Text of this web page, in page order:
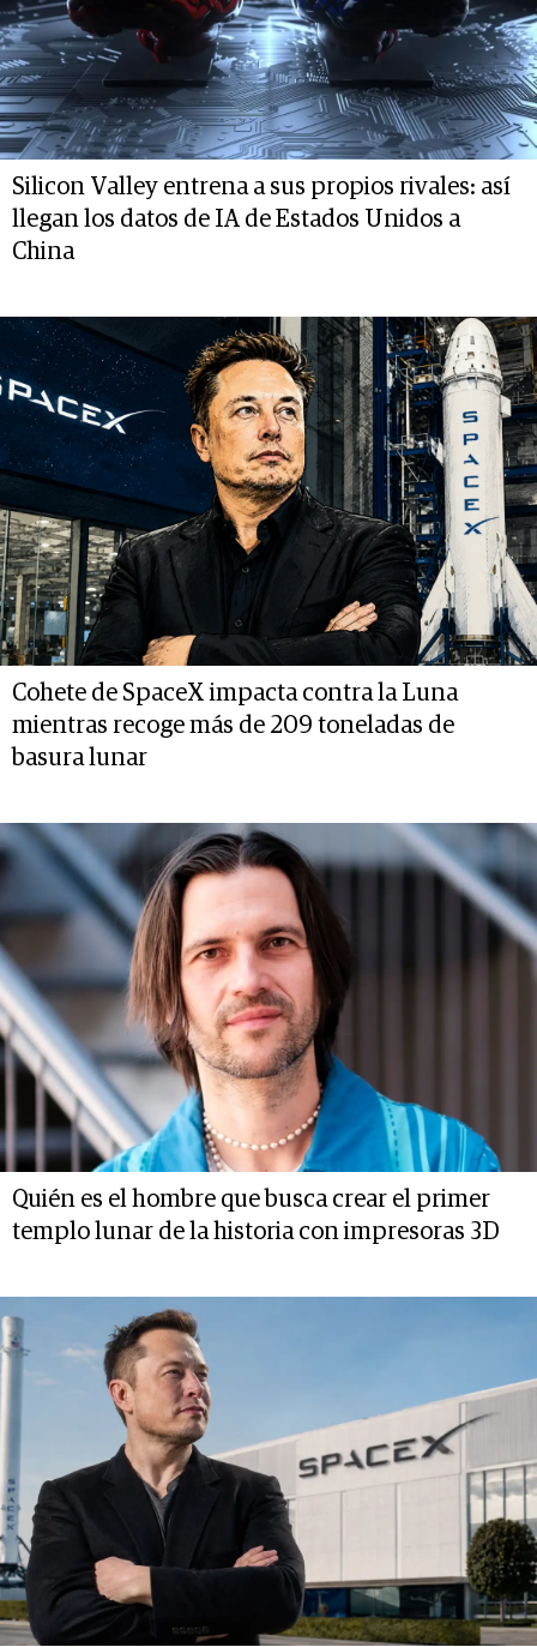
Silicon Valley entrena a sus propios rivales: así
llegan los datos de IA de Estados Unidos a
China
Cohete de SpaceX impacta contra la Luna
mientras recoge más de 209 toneladas de
basura lunar
Quién es el hombre que busca crear el primer
templo lunar de la historia con impresoras 3D